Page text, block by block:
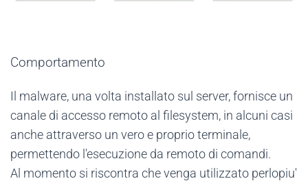
Comportamento
Il malware, una volta installato sul server, fornisce un
canale di accesso remoto al filesystem, in alcuni casi
anche attraverso un vero e proprio terminale,
permettendo l'esecuzione da remoto di comandi.
Al momento si riscontra che venga utilizzato perlopiu'